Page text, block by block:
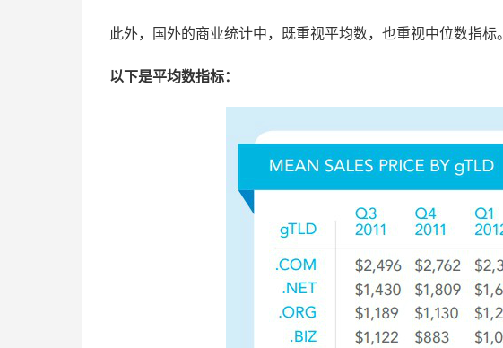
此外，国外的商业统计中，既重视平均数，也重视中位数指标。
以下是平均数指标：